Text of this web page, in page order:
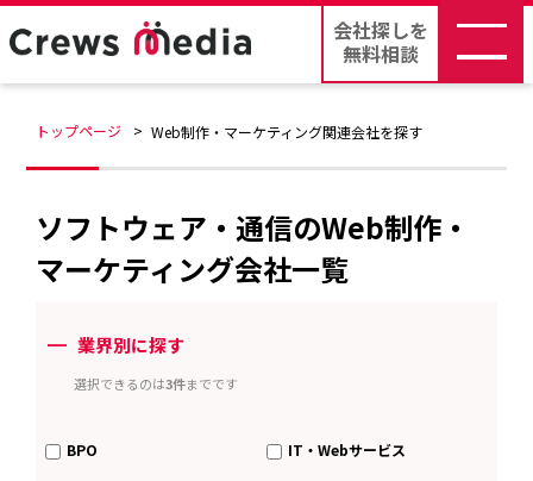
会社探しを
無料相談
トップページ Web制作・マーケティング関連会社を探す
ソフトウェア・通信のWeb制作・
マーケティング会社一覧
ー 業界別に探す
選択できるのは3件までです
BPO IT・Webサービス